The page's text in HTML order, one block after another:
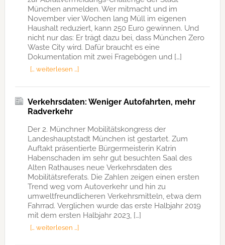
München anmelden. Wer mitmacht und im
November vier Wochen lang Müll im eigenen
Haushalt reduziert, kann 250 Euro gewinnen. Und
nicht nur das: Er trägt dazu bei, dass München Zero
Waste City wird. Dafür braucht es eine
Dokumentation mit zwei Fragebögen und […]
[… weiterlesen …]
Verkehrsdaten: Weniger Autofahrten, mehr
Radverkehr
Der 2. Münchner Mobilitätskongress der
Landeshauptstadt München ist gestartet. Zum
Auftakt präsentierte Bürgermeisterin Katrin
Habenschaden im sehr gut besuchten Saal des
Alten Rathauses neue Verkehrsdaten des
Mobilitätsreferats. Die Zahlen zeigen einen ersten
Trend weg vom Autoverkehr und hin zu
umweltfreundlicheren Verkehrsmitteln, etwa dem
Fahrrad. Verglichen wurde das erste Halbjahr 2019
mit dem ersten Halbjahr 2023, […]
[… weiterlesen …]